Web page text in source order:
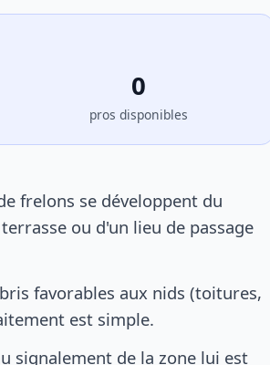
0
pros disponibles
frelons se développent du
ou d'un lieu de passage
favorables aux nids (toitures,
est simple.
signalement de la zone lui est